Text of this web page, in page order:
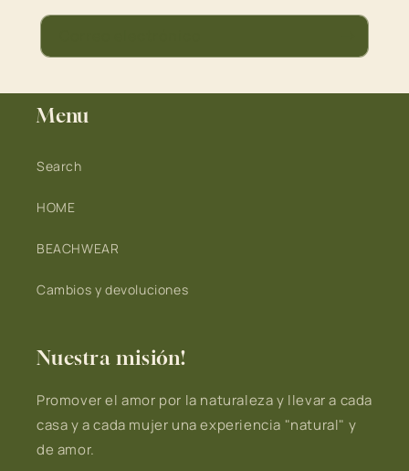
Menu
Search
HOME
BEACHWEAR
Cambios y devoluciones
Nuestra misión!
Promover el amor por la naturaleza y llevar a cada
casa y a cada mujer una experiencia "natural" y
de amor.